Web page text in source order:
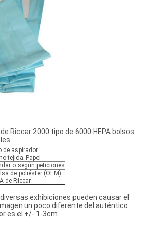
Riccar 2000 tipo de 6000 HEPA bolsos
de aspirador
tejida; Papel
o según peticiones
de poliéster (OEM)
de Riccar
exhibiciones pueden causar el
un poco diferente del auténtico.
es el +/- 1-3cm.